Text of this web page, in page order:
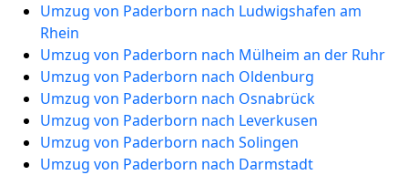
Umzug von Paderborn nach Ludwigshafen am
Rhein
Umzug von Paderborn nach Mülheim an der Ruhr
Umzug von Paderborn nach Oldenburg
Umzug von Paderborn nach Osnabrück
Umzug von Paderborn nach Leverkusen
Umzug von Paderborn nach Solingen
Umzug von Paderborn nach Darmstadt